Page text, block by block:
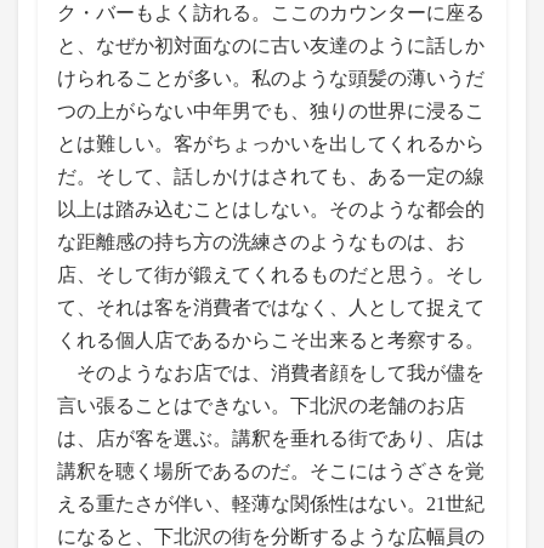
ク・バーもよく訪れる。ここのカウンターに座る
と、なぜか初対面なのに古い友達のように話しか
けられることが多い。私のような頭髪の薄いうだ
つの上がらない中年男でも、独りの世界に浸るこ
とは難しい。客がちょっかいを出してくれるから
だ。そして、話しかけはされても、ある一定の線
以上は踏み込むことはしない。そのような都会的
な距離感の持ち方の洗練さのようなものは、お
店、そして街が鍛えてくれるものだと思う。そし
て、それは客を消費者ではなく、人として捉えて
くれる個人店であるからこそ出来ると考察する。
そのようなお店では、消費者顔をして我が儘を
言い張ることはできない。下北沢の老舗のお店
は、店が客を選ぶ。講釈を垂れる街であり、店は
講釈を聴く場所であるのだ。そこにはうざさを覚
える重たさが伴い、軽薄な関係性はない。21世紀
になると、下北沢の街を分断するような広幅員の